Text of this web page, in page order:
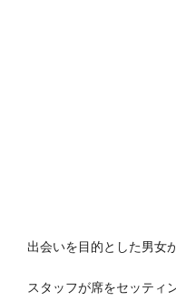
出会いを目的とした男女
スタッフが席をセッティ